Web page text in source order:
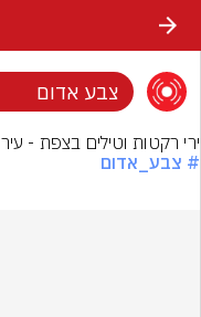
צבע אדום
ירי רקטות וטילים בצפת - עיר
# צבע_אדום